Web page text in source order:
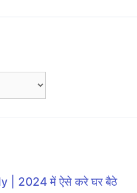
| 2024 में ऐसे करे घर बैठे